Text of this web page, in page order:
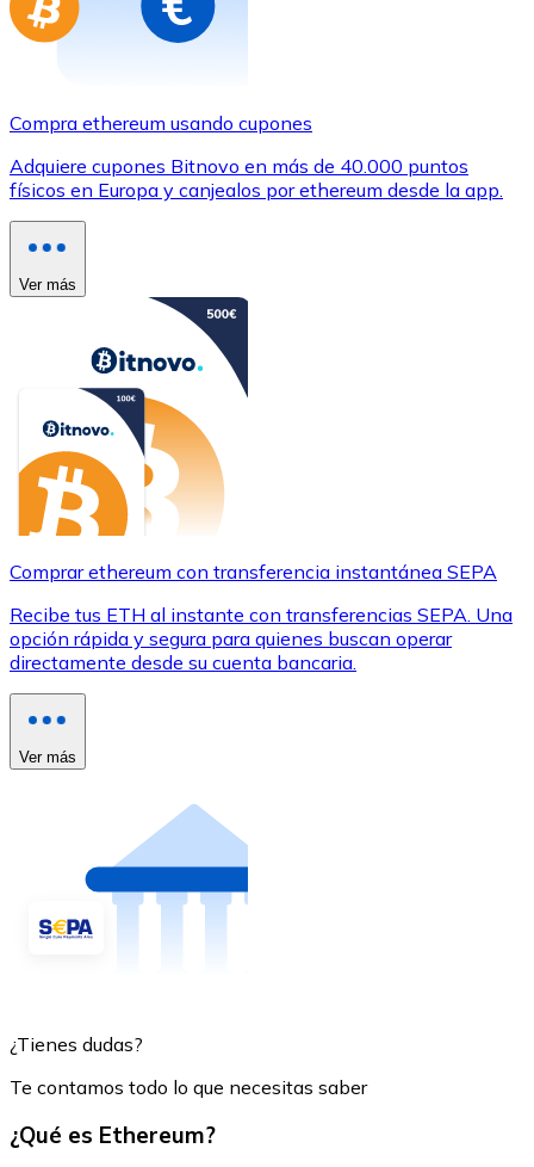
Compra ethereum usando cupones
Adquiere cupones Bitnovo en más de 40.000 puntos
físicos en Europa y canjealos por ethereum desde la app.
Ver más
Comprar ethereum con transferencia instantánea SEPA
Recibe tus ETH al instante con transferencias SEPA. Una
opción rápida y segura para quienes buscan operar
directamente desde su cuenta bancaria.
Ver más
¿Tienes dudas?
Te contamos todo lo que necesitas saber
¿Qué es Ethereum?